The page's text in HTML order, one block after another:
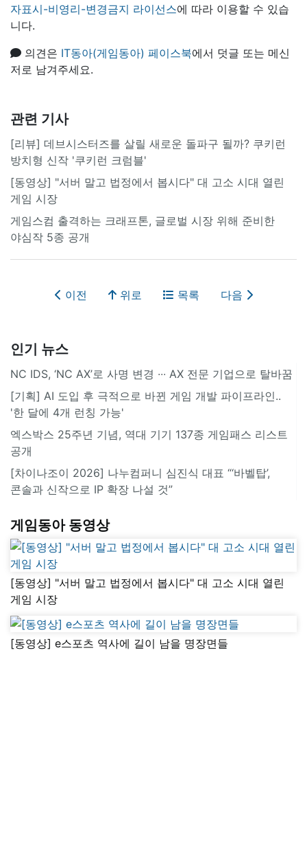
자표시-비영리-변경금지 라이선스에 따라 이용할 수 있습
니다.
의견은 IT동아(게임동아) 페이스북에서 덧글 또는 메신
저로 남겨주세요.
관련 기사
[리뷰] 데브시스터즈를 살릴 새로운 돌파구 될까? 쿠키런
방치형 신작 '쿠키런 크럼블'
[동영상] "서버 말고 법정에서 봅시다" 대 고소 시대 열린
게임 시장
게임스컴 출격하는 크래프톤, 글로벌 시장 위해 준비한
야심작 5종 공개
이전 위로 목록 다음
인기 뉴스
NC IDS, ‘NC AX’로 사명 변경 ∙∙∙ AX 전문 기업으로 탈바꿈
[기획] AI 도입 후 극적으로 바뀐 게임 개발 파이프라인..
'한 달에 4개 런칭 가능'
엑스박스 25주년 기념, 역대 기기 137종 게임패스 리스트
공개
[차이나조이 2026] 나누컴퍼니 심진식 대표 “‘바벨탑’,
콘솔과 신작으로 IP 확장 나설 것”
게임동아 동영상
[동영상] "서버 말고 법정에서 봅시다" 대 고소 시대 열린
게임 시장
[동영상] e스포츠 역사에 길이 남을 명장면들